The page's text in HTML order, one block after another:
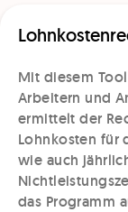
Mit diesem
Arbeitern und
ermittelt der
Lohnkosten für
wie auch
das Programm